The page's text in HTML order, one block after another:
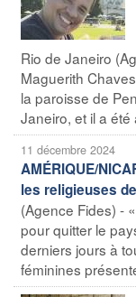
Rio de Janeiro
Maguerith
la paroisse de
Janeiro, et il a
11 décembre 2024
AMÉRIQUE/
les religieuses
(Agence Fides) -
pour quitter le
derniers jours à
féminines